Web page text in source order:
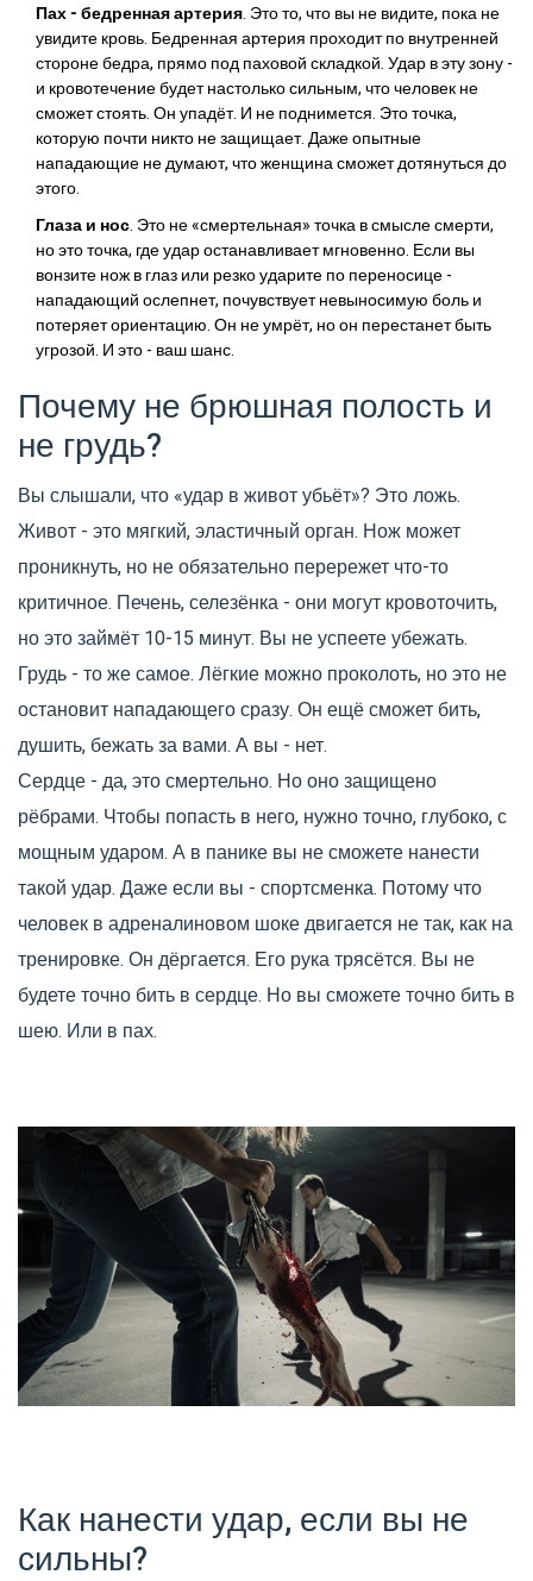
Пах - бедренная артерия. Это то, что вы не видите, пока не
увидите кровь. Бедренная артерия проходит по внутренней
стороне бедра, прямо под паховой складкой. Удар в эту зону -
и кровотечение будет настолько сильным, что человек не
сможет стоять. Он упадёт. И не поднимется. Это точка,
которую почти никто не защищает. Даже опытные
нападающие не думают, что женщина сможет дотянуться до
этого.
Глаза и нос. Это не «смертельная» точка в смысле смерти,
но это точка, где удар останавливает мгновенно. Если вы
вонзите нож в глаз или резко ударите по переносице -
нападающий ослепнет, почувствует невыносимую боль и
потеряет ориентацию. Он не умрёт, но он перестанет быть
угрозой. И это - ваш шанс.
Почему не брюшная полость и
не грудь?
Вы слышали, что «удар в живот убьёт»? Это ложь.
Живот - это мягкий, эластичный орган. Нож может
проникнуть, но не обязательно перережет что-то
критичное. Печень, селезёнка - они могут кровоточить,
но это займёт 10-15 минут. Вы не успеете убежать.
Грудь - то же самое. Лёгкие можно проколоть, но это не
остановит нападающего сразу. Он ещё сможет бить,
душить, бежать за вами. А вы - нет.
Сердце - да, это смертельно. Но оно защищено
рёбрами. Чтобы попасть в него, нужно точно, глубоко, с
мощным ударом. А в панике вы не сможете нанести
такой удар. Даже если вы - спортсменка. Потому что
человек в адреналиновом шоке двигается не так, как на
тренировке. Он дёргается. Его рука трясётся. Вы не
будете точно бить в сердце. Но вы сможете точно бить в
шею. Или в пах.
Как нанести удар, если вы не
сильны?